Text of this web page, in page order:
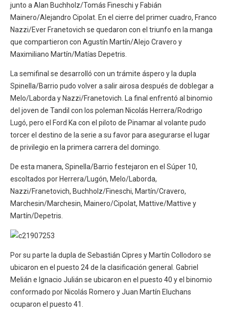
junto a Alan Buchholz/Tomás Fineschi y Fabián
Mainero/Alejandro Cipolat. En el cierre del primer cuadro, Franco
Nazzi/Ever Franetovich se quedaron con el triunfo en la manga
que compartieron con Agustín Martín/Alejo Cravero y
Maximiliano Martín/Matías Depetris.
La semifinal se desarrolló con un trámite áspero y la dupla
Spinella/Barrio pudo volver a salir airosa después de doblegar a
Melo/Laborda y Nazzi/Franetovich. La final enfrentó al binomio
del joven de Tandil con los poleman Nicolás Herrera/Rodrigo
Lugó, pero el Ford Ka con el piloto de Pinamar al volante pudo
torcer el destino de la serie a su favor para asegurarse el lugar
de privilegio en la primera carrera del domingo.
De esta manera, Spinella/Barrio festejaron en el Súper 10,
escoltados por Herrera/Lugón, Melo/Laborda,
Nazzi/Franetovich, Buchholz/Fineschi, Martín/Cravero,
Marchesin/Marchesin, Mainero/Cipolat, Mattive/Mattive y
Martín/Depetris.
Por su parte la dupla de Sebastián Cipres y Martín Collodoro se
ubicaron en el puesto 24 de la clasificación general. Gabriel
Melián e Ignacio Julián se ubicaron en el puesto 40 y el binomio
conformado por Nicolás Romero y Juan Martín Eluchans
ocuparon el puesto 41.